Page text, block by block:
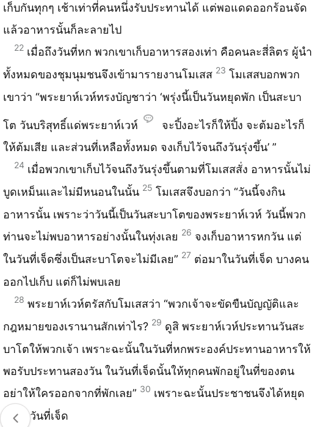
เก็บกันทุกๆ เช้าเท่าที่คนหนึ่งรับประทานได้ แต่พอแดดออกร้อนจัด
แล้วอาหารนั้นก็ละลายไป
22 เมื่อถึงวันที่หก พวกเขาเก็บอาหารสองเท่า คือคนละสี่ลิตร ผู้นำ
ทั้งหมดของชุมนุมชนจึงเข้ามารายงานโมเสส 23 โมเสสบอกพวก
เขาว่า “พระยาห์เวห์ทรงบัญชาว่า ‘พรุ่งนี้เป็นวันหยุดพัก เป็นสะบา
โต วันบริสุทธิ์แด่พระยาห์เวห์
จะปิ้งอะไรก็ให้ปิ้ง จะต้มอะไรก็
ให้ต้มเสีย และส่วนที่เหลือทั้งหมด จงเก็บไว้จนถึงวันรุ่งขึ้น’ ”
24 เมื่อพวกเขาเก็บไว้จนถึงวันรุ่งขึ้นตามที่โมเสสสั่ง อาหารนั้นไม่
บูดเหม็นและไม่มีหนอนในนั้น 25 โมเสสจึงบอกว่า “วันนี้จงกิน
อาหารนั้น เพราะว่าวันนี้เป็นวันสะบาโตของพระยาห์เวห์ วันนี้พวก
ท่านจะไม่พบอาหารอย่างนั้นในทุ่งเลย 26 จงเก็บอาหารหกวัน แต่
ในวันที่เจ็ดซึ่งเป็นสะบาโตจะไม่มีเลย” 27 ต่อมาในวันที่เจ็ด บางคน
ออกไปเก็บ แต่ก็ไม่พบเลย
28 พระยาห์เวห์ตรัสกับโมเสสว่า “พวกเจ้าจะขัดขืนบัญญัติและ
กฎหมายของเรานานสักเท่าไร? 29 ดูสิ พระยาห์เวห์ประทานวันสะ
บาโตให้พวกเจ้า เพราะฉะนั้นในวันที่หกพระองค์ประทานอาหารให้
พอรับประทานสองวัน ในวันที่เจ็ดนั้นให้ทุกคนพักอยู่ในที่ของตน
อย่าให้ใครออกจากที่พักเลย” 30 เพราะฉะนั้นประชาชนจึงได้หยุด
พักในวันที่เจ็ด